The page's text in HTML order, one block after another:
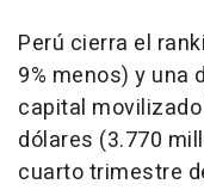
Perú cierra el
9% menos) y una
capital
dólares (3.770
cuarto trimestre